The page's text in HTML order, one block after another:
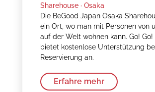
Sharehouse · Osaka
Die BeGood Japan Osaka
ein Ort, wo man mit Personen von
auf der Welt wohnen kann. Go! Go!
bietet kostenlose Unterstützung
Reservierung an.
Erfahre mehr